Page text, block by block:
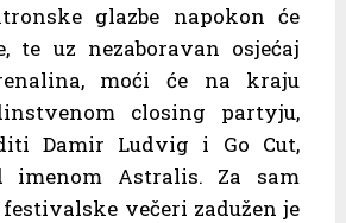
glazbe napokon će
te uz nezaboravan osjećaj
moći će na kraju
closing partyju,
Damir Ludvig i Go Cut,
imenom Astralis. Za sam
večeri zadužen je